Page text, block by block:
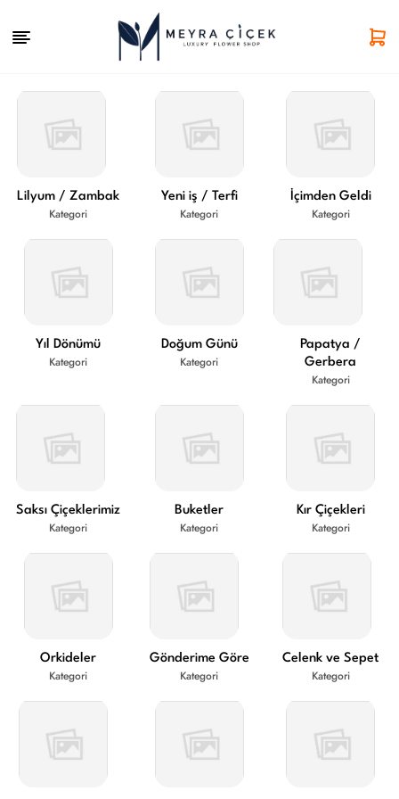
Lilyum / Zambak
Kategori
Yeni iş / Terfi
Kategori
İçimden Geldi
Kategori
Yıl Dönümü
Kategori
Doğum Günü
Kategori
Papatya /
Gerbera
Kategori
Saksı Çiçeklerimiz
Kategori
Buketler
Kategori
Kır Çiçekleri
Kategori
Orkideler
Kategori
Gönderime Göre
Kategori
Celenk ve Sepet
Kategori